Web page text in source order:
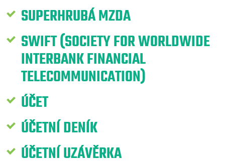
SUPERHRUBÁ MZDA
SWIFT (SOCIETY FOR WORLDWIDE
INTERBANK FINANCIAL
TELECOMMUNICATION)
ÚČET
ÚČETNÍ DENÍK
ÚČETNÍ UZÁVĚRKA